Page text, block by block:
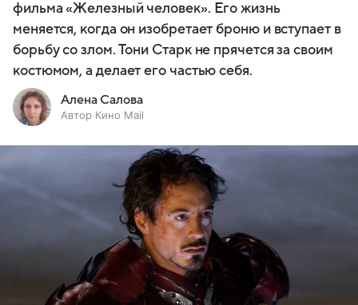
фильма «Железный человек». Его жизнь
меняется, когда он изобретает броню и вступает в
борьбу со злом. Тони Старк не прячется за своим
костюмом, а делает его частью себя.
Алена Салова
Автор Кино Mail